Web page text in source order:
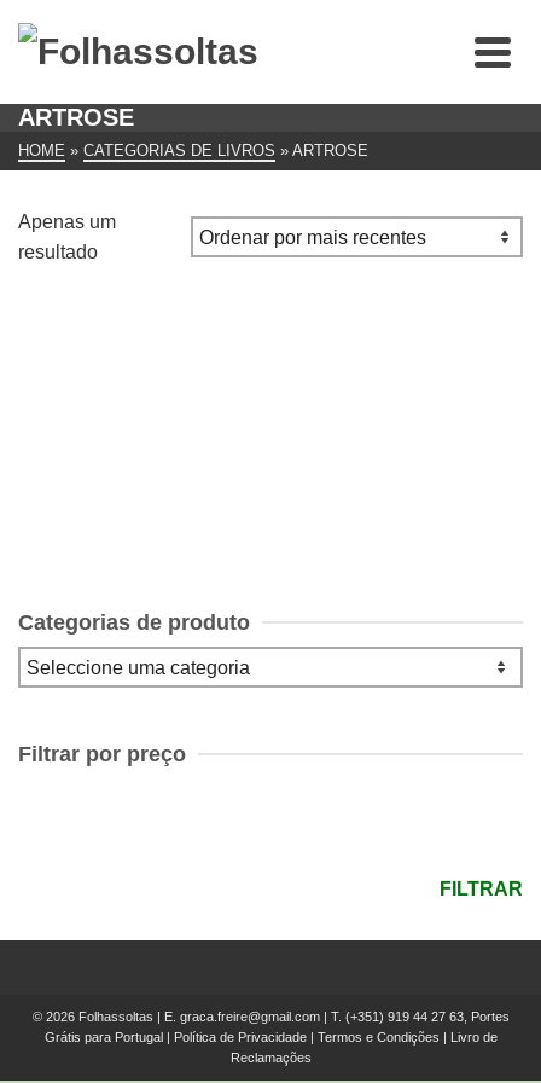
ARTROSE
HOME » CATEGORIAS DE LIVROS » ARTROSE
Apenas um
resultado
Categorias de produto
Filtrar por preço
FILTRAR
© 2026 Folhassoltas | E. graca.freire@gmail.com| T. (+351) 919 44 27 63, Portes
Grátis para Portugal | Política de Privacidade| Termos e Condições | Livro de
Reclamações